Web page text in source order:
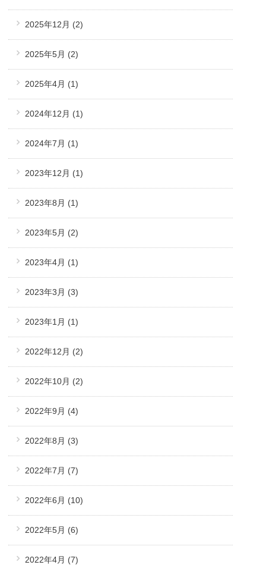
2025年12月 (2)
2025年5月 (2)
2025年4月 (1)
2024年12月 (1)
2024年7月 (1)
2023年12月 (1)
2023年8月 (1)
2023年5月 (2)
2023年4月 (1)
2023年3月 (3)
2023年1月 (1)
2022年12月 (2)
2022年10月 (2)
2022年9月 (4)
2022年8月 (3)
2022年7月 (7)
2022年6月 (10)
2022年5月 (6)
2022年4月 (7)